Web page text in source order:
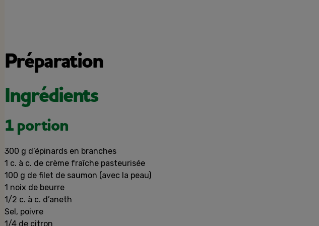
Préparation
Ingrédients
1 portion
300 g d’épinards en branches
1 c. à c. de crème fraîche pasteurisée
100 g de filet de saumon (avec la peau)
1 noix de beurre
1/2 c. à c. d’aneth
Sel, poivre
1/4 de citron